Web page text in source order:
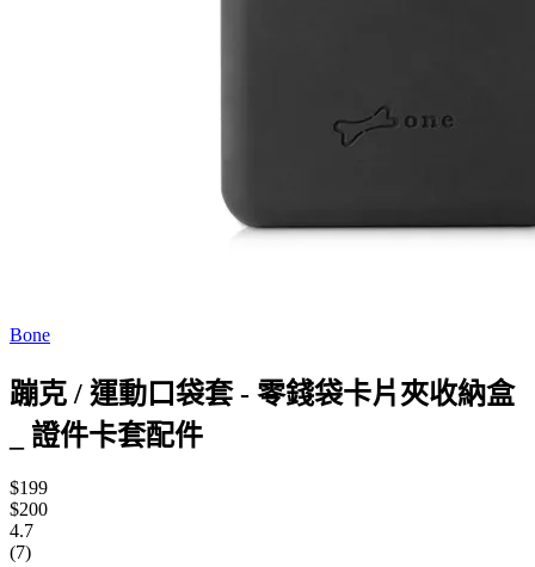
Bone
蹦克 / 運動口袋套 - 零錢袋卡片夾收納盒
_ 證件卡套配件
$199
$200
4.7
(7)